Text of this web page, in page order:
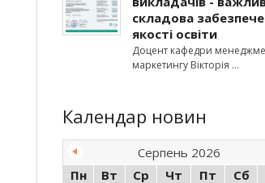
складова
якості освіти
Доцент кафедри
маркетингу Вікторія
Календар новин
Серпень 2026
Пн
Вт Ср Чт Пт Сб